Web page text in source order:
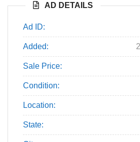
AD DETAILS
Ad ID:
Added:
Sale Price:
Condition:
Location:
State: